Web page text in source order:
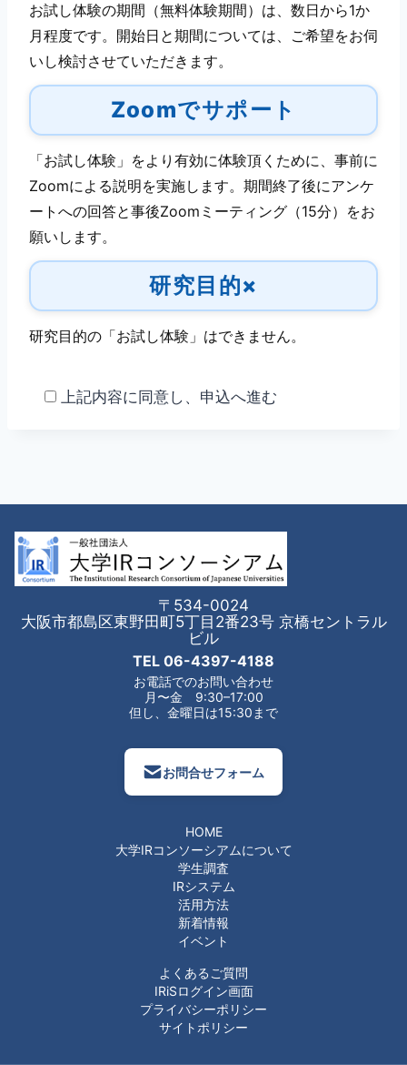
お試し体験の期間（無料体験期間）は、数日から1か
月程度です。開始日と期間については、ご希望をお伺
いし検討させていただきます。
Zoomでサポート
「お試し体験」をより有効に体験頂くために、事前に
Zoomによる説明を実施します。期間終了後にアンケ
ートへの回答と事後Zoomミーティング（15分）をお
願いします。
研究目的×
研究目的の「お試し体験」はできません。
上記内容に同意し、申込へ進む
〒534-0024
大阪市都島区東野田町5丁目2番23号 京橋セントラル
ビル
TEL 06-4397-4188
お電話でのお問い合わせ
月〜金 9:30–17:00
但し、金曜日は15:30まで
お問合せフォーム
HOME
大学IRコンソーシアムについて
学生調査
IRシステム
活用方法
新着情報
イベント
よくあるご質問
IRiSログイン画面
プライバシーポリシー
サイトポリシー